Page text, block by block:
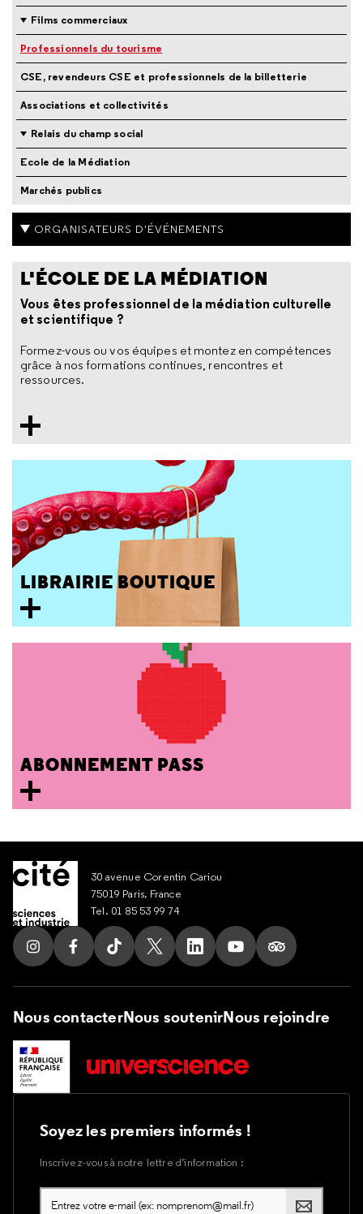
Films commerciaux
Professionnels du tourisme
CSE, revendeurs CSE et professionnels de la billetterie
Associations et collectivités
Relais du champ social
Ecole de la Médiation
Marchés publics
ORGANISATEURS D'ÉVÉNEMENTS
L'ÉCOLE DE LA MÉDIATION
Vous êtes professionnel de la médiation culturelle
et scientifique ?
Formez-vous ou vos équipes et montez en compétences
grâce à nos formations continues, rencontres et
ressources.
LIBRAIRIE BOUTIQUE
ABONNEMENT PASS
30 avenue Corentin Cariou
75019 Paris, France
Tel. 01 85 53 99 74
Suivez nous sur Instagram
Suivez nous sur Facebook
Suivez nous sur Tik Tok
Suivez nous sur X
Suivez nous sur LinkedIn
Suivez nous sur
Suivez nous
Nous contacterNous soutenirNous rejoindre
Soyez les premiers informés !
Inscrivez-vous à notre lettre d’information :